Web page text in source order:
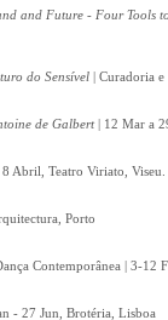
and Future - Four Tools
do Sensível | Curadoria
de Galbert | 12 Mar a
Abril, Teatro Viriato, Viseu.
Porto
Contemporânea | 3-12
- 27 Jun, Brotéria, Lisboa